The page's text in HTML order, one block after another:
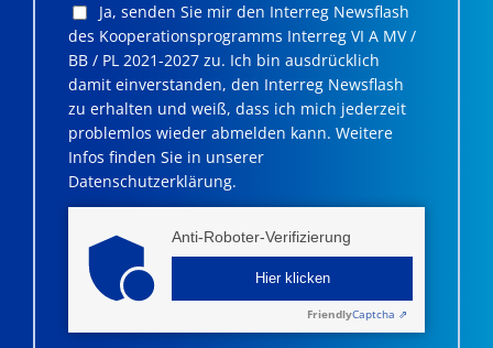
Ja, senden Sie mir den Interreg Newsflash
des Kooperationsprogramms Interreg VI A MV /
BB / PL 2021-2027 zu. Ich bin ausdrücklich
damit einverstanden, den Interreg Newsflash
zu erhalten und weiß, dass ich mich jederzeit
problemlos wieder abmelden kann. Weitere
Infos finden Sie in unserer
Datenschutzerklärung.
Anti-Roboter-Verifizierung
Hier klicken
FriendlyCaptcha ⇗